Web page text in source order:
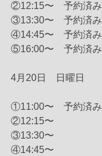
②12:15〜　予約済み
③13:30〜　予約済み
④14:45〜　予約済み
⑤16:00〜　予約済み
4月20日　日曜日
①11:00〜　予約済み
②12:15〜
③13:30〜
④14:45〜